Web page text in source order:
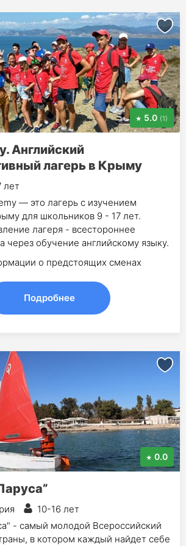
5.0 (1)
Английский
лагерь в Крыму
лет
— это лагерь с изучением
для школьников 9 - 17 лет.
лагеря - всестороннее
через обучение английскому языку.
о предстоящих сменах
Подробнее
0.0
10-16 лет
- самый молодой Всероссийский
в котором каждый найдет себе